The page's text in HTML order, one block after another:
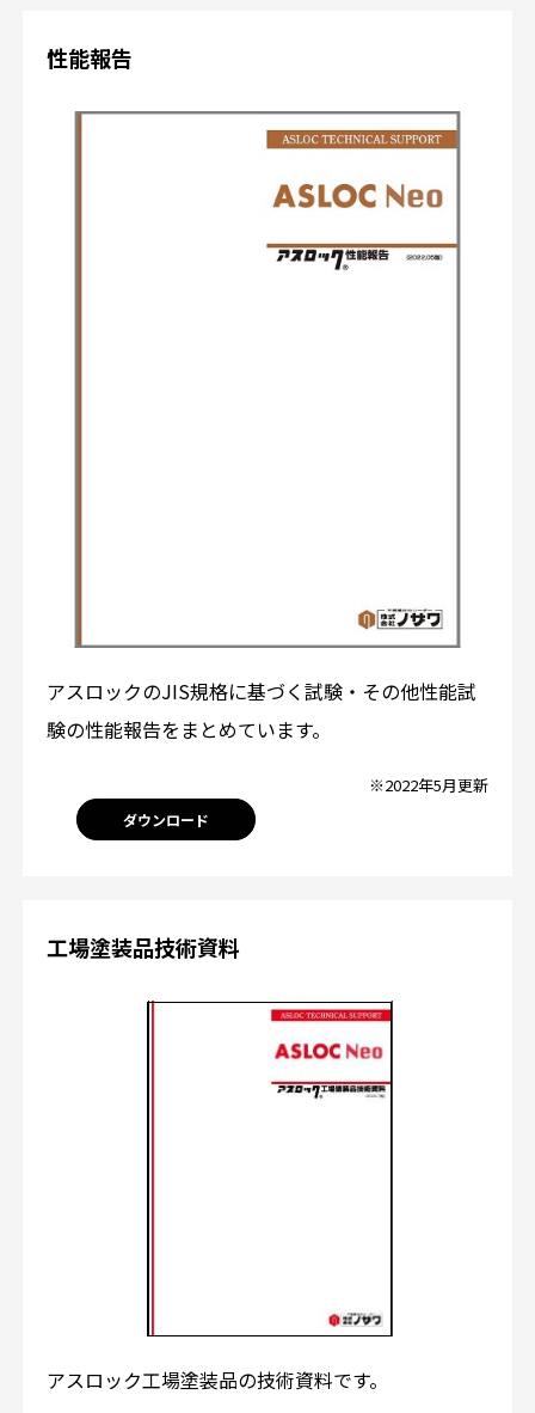
性能報告
アスロックのJIS規格に基づく試験・その他性能試
験の性能報告をまとめています。
※2022年5月更新
ダウンロード
工場塗装品技術資料
アスロック工場塗装品の技術資料です。